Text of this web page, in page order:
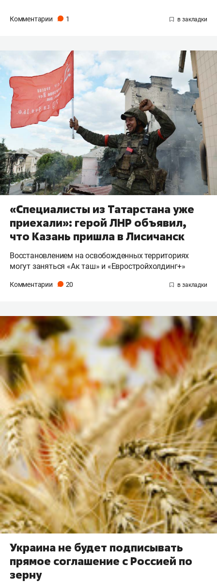
Комментарии 1
«Специалисты из Татарстана уже
приехали»: герой ЛНР объявил,
что Казань пришла в Лисичанск
Восстановлением на освобожденных территориях
могут заняться «Ак таш» и «Евростройхолдинг+»
Комментарии 20
Украина не будет подписывать
прямое соглашение с Россией по
зерну